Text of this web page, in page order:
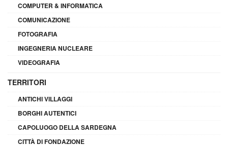
COMPUTER & INFORMATICA
COMUNICAZIONE
FOTOGRAFIA
INGEGNERIA NUCLEARE
VIDEOGRAFIA
TERRITORI
ANTICHI VILLAGGI
BORGHI AUTENTICI
CAPOLUOGO DELLA SARDEGNA
CITTÀ DI FONDAZIONE